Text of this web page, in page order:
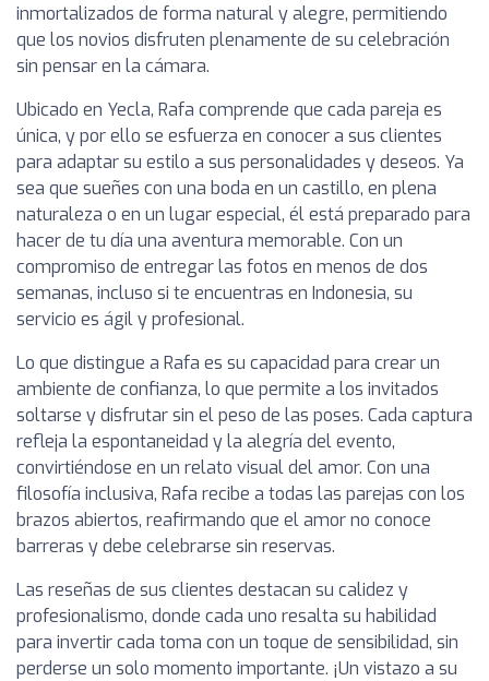
inmortalizados de forma natural y alegre, permitiendo
que los novios disfruten plenamente de su celebración
sin pensar en la cámara.
Ubicado en Yecla, Rafa comprende que cada pareja es
única, y por ello se esfuerza en conocer a sus clientes
para adaptar su estilo a sus personalidades y deseos. Ya
sea que sueñes con una boda en un castillo, en plena
naturaleza o en un lugar especial, él está preparado para
hacer de tu día una aventura memorable. Con un
compromiso de entregar las fotos en menos de dos
semanas, incluso si te encuentras en Indonesia, su
servicio es ágil y profesional.
Lo que distingue a Rafa es su capacidad para crear un
ambiente de confianza, lo que permite a los invitados
soltarse y disfrutar sin el peso de las poses. Cada captura
refleja la espontaneidad y la alegría del evento,
convirtiéndose en un relato visual del amor. Con una
filosofía inclusiva, Rafa recibe a todas las parejas con los
brazos abiertos, reafirmando que el amor no conoce
barreras y debe celebrarse sin reservas.
Las reseñas de sus clientes destacan su calidez y
profesionalismo, donde cada uno resalta su habilidad
para invertir cada toma con un toque de sensibilidad, sin
perderse un solo momento importante. ¡Un vistazo a su